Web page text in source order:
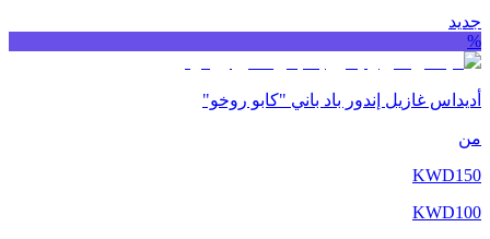
جديد
%
أديداس غازيل إندور باد باني "كابو روخو"
من
KWD150
KWD100